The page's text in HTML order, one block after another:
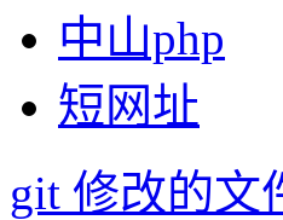
中山php
短网址
git 修改的文